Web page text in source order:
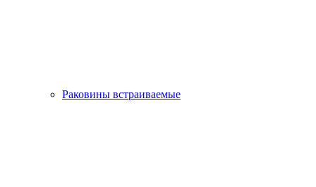
Раковины встраиваемые